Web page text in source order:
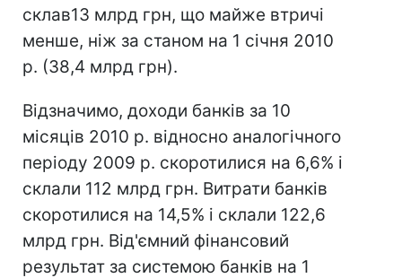
склав13 млрд грн, що майже втричі
менше, ніж за станом на 1 січня 2010
р. (38,4 млрд грн).
Відзначимо, доходи банків за 10
місяців 2010 р. відносно аналогічного
періоду 2009 р. скоротилися на 6,6% і
склали 112 млрд грн. Витрати банків
скоротилися на 14,5% і склали 122,6
млрд грн. Від'ємний фінансовий
результат за системою банків на 1